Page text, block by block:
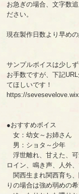
お急ぎの場合、文字数
ださい。
現在製作日数より早めの
サンプルボイスは少し
お手数ですが、下記
てほしいです！
https://
●おすすめボイス
女：幼女～お姉さん
男：ショタ～少年
浮世離れ、甘えた、
ロイン、鳴き声、人外
関西生まれ関西育ち
りの場合は強め弱めの